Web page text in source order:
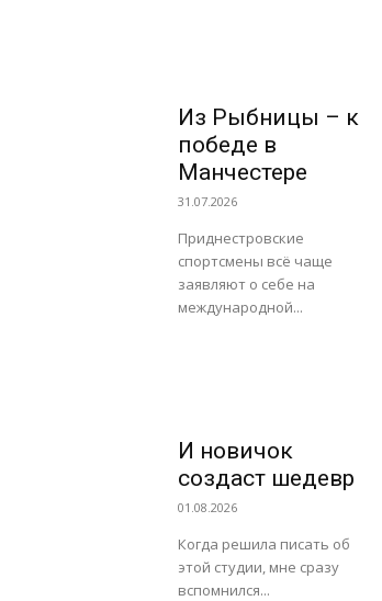
Из Рыбницы – к
победе в
Манчестере
31.07.2026
Приднестровские
спортсмены всё чаще
заявляют о себе на
международной...
И новичок
создаст шедевр
01.08.2026
Когда решила писать об
этой студии, мне сразу
вспомнился...